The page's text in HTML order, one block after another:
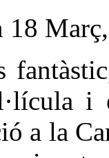
18
i
a la